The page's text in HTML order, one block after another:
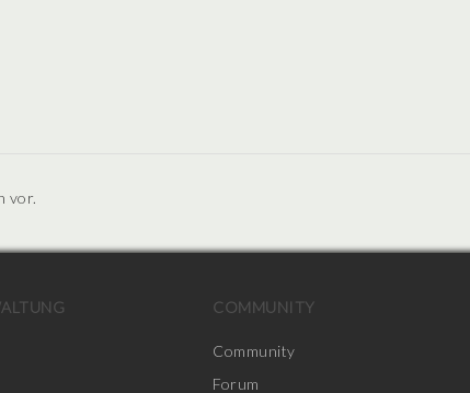
vor.
COMMUNITY
Community
Forum